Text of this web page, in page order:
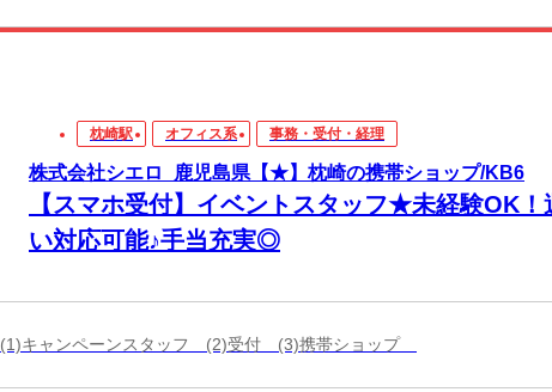
枕崎駅 オフィス系 事務・受付・経理
株式会社シエロ_鹿児島県【★】枕崎の携帯ショップ/KB6
【スマホ受付】イベントスタッフ★未経験OK！
い対応可能♪手当充実◎
(1)キャンペーンスタッフ (2)受付 (3)携帯ショップ